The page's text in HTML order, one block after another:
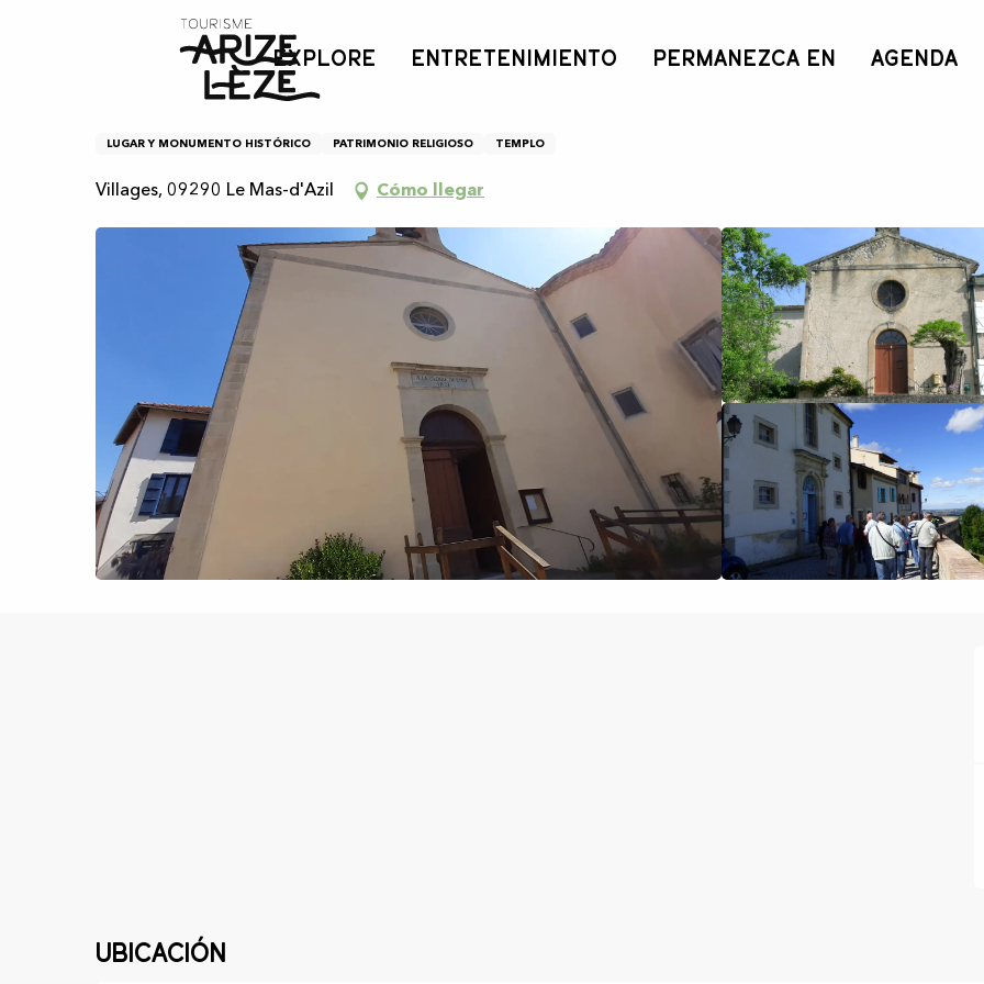
EXPLORE ENTRETENIMIENTO PERMANEZCA EN AGENDA
Les temples protestants
Les temples protestants
LUGAR Y MONUMENTO HISTÓRICO PATRIMONIO RELIGIOSO TEMPLO
Villages, 09290 Le Mas-d'Azil Cómo llegar
Ubicación